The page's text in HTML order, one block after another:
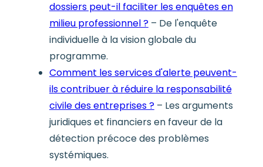
dossiers peut-il faciliter les enquêtes en
milieu professionnel ?– De l'enquête
individuelle à la vision globale du
programme.
Comment les services d'alerte peuvent-
ils contribuer à réduire la responsabilité
civile des entreprises ?– Les arguments
juridiques et financiers en faveur de la
détection précoce des problèmes
systémiques.